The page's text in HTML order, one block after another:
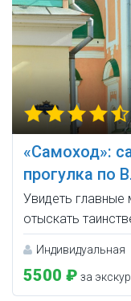
«Самоход»:
прогулка по
Увидеть главные
отыскать
Индивидуальная
5500 ₽ за